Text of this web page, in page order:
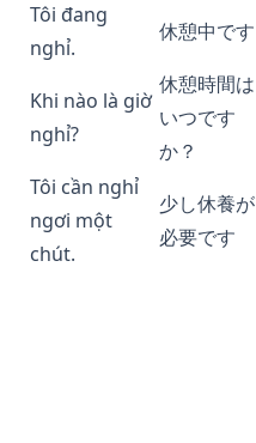
Tôi đang
nghỉ.
休憩中です
Khi nào là giờ
nghỉ?
休憩時間は
いつです
か？
Tôi cần nghỉ
ngơi một
chút.
少し休養が
必要です